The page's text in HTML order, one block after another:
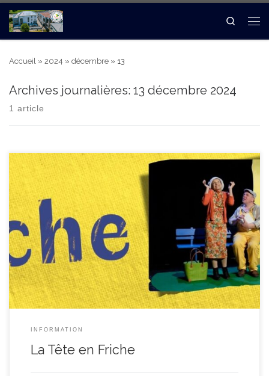
Search
Accueil » 2024 » décembre » 13
Archives journalières: 13 décembre 2024
1 article
C’est un beau roman, C’est une belle histoire… Lui, c’est […]
INFORMATION
La Tête en Friche